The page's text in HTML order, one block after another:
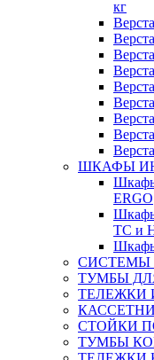
кг
ШКАФЫ
ERGO
ТС и
СИСТЕМЫ
ТУМБЫ
ТЕЛЕЖКИ
СТОЙКИ
ТУМБЫ